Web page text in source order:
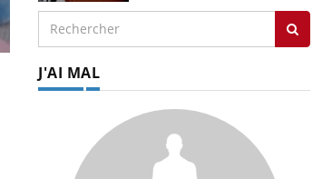
Pourquoi manger moins de
protéines pourrait finalement être
J'AI MAL